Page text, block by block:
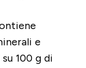
e
100 g di